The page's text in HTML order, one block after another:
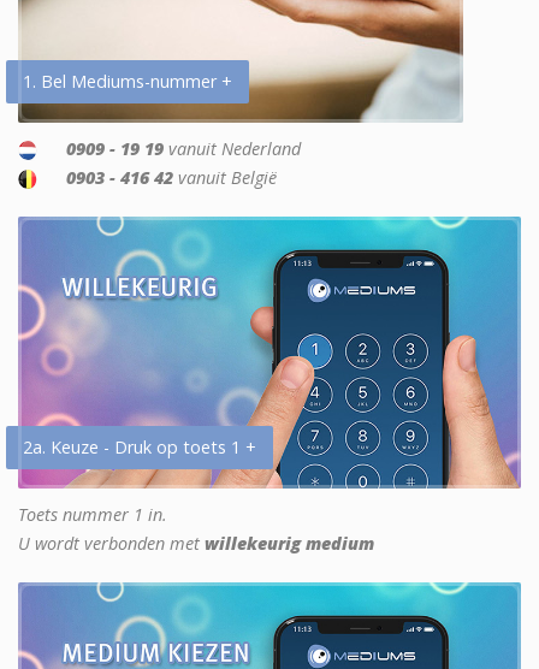
1. Bel Mediums-nummer +
0909 - 19 19 vanuit Nederland
0903 - 416 42 vanuit België
2a. Keuze - Druk op toets 1 +
Toets nummer 1 in.
U wordt verbonden met willekeurig medium